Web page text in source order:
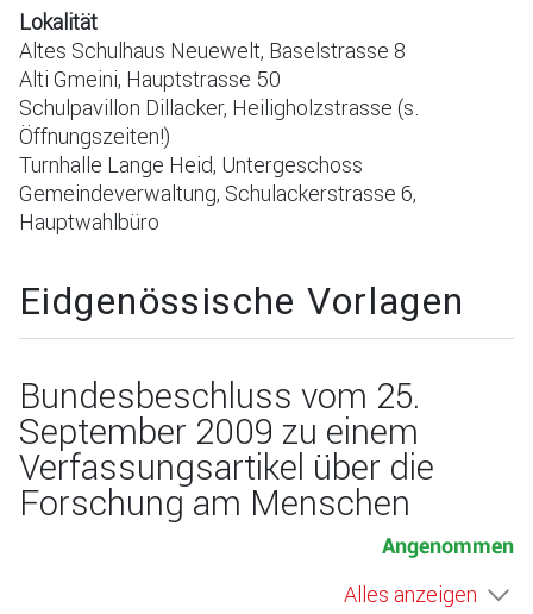
Lokalität
Altes Schulhaus Neuewelt, Baselstrasse 8
Alti Gmeini, Hauptstrasse 50
Schulpavillon Dillacker, Heiligholzstrasse (s.
Öffnungszeiten!)
Turnhalle Lange Heid, Untergeschoss
Gemeindeverwaltung, Schulackerstrasse 6,
Hauptwahlbüro
Eidgenössische Vorlagen
Bundesbeschluss vom 25.
September 2009 zu einem
Verfassungsartikel über die
Forschung am Menschen
Angenommen
Alles anzeigen